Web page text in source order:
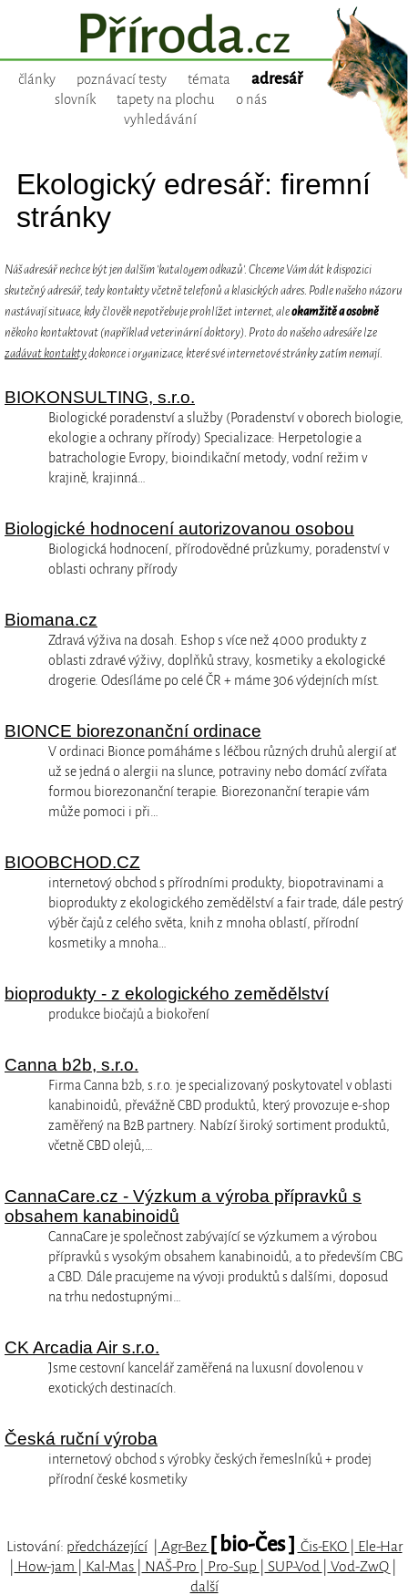
články poznávací testy témata adresář
slovník tapety na plochu
o nás
vyhledávání
Ekologický edresář: firemní
stránky
Náš adresář nechce být jen dalším 'katalogem odkazů'. Chceme Vám dát k dispozici
skutečný adresář, tedy kontakty včetně telefonů a klasických adres. Podle našeho názoru
nastávají situace, kdy člověk nepotřebuje prohlížet internet, aleokamžitě a osobně
někoho kontaktovat (například veterinární doktory). Proto do našeho adresáře lze
zadávat kontaktydokonce i organizace, které své internetové stránky zatím nemají.
BIOKONSULTING, s.r.o.
Biologické poradenství a služby (Poradenství v oborech biologie,
ekologie a ochrany přírody) Specializace: Herpetologie a
batrachologie Evropy, bioindikační metody, vodní režim v
krajině, krajinná…
Biologické hodnocení autorizovanou osobou
Biologická hodnocení, přírodovědné průzkumy, poradenství v
oblasti ochrany přírody
Biomana.cz
Zdravá výživa na dosah. Eshop s více než 4000 produkty z
oblasti zdravé výživy, doplňků stravy, kosmetiky a ekologické
drogerie. Odesíláme po celé ČR + máme 306 výdejních míst.
BIONCE biorezonanční ordinace
V ordinaci Bionce pomáháme s léčbou různých druhů alergií ať
už se jedná o alergii na slunce, potraviny nebo domácí zvířata
formou biorezonanční terapie. Biorezonanční terapie vám
může pomoci i při…
BIOOBCHOD.CZ
internetový obchod s přírodními produkty, biopotravinami a
bioprodukty z ekologického zemědělství a fair trade, dále pestrý
výběr čajů z celého světa, knih z mnoha oblastí, přírodní
kosmetiky a mnoha…
bioprodukty - z ekologického zemědělství
produkce biočajů a biokoření
Canna b2b, s.r.o.
Firma Canna b2b, s.r.o. je specializovaný poskytovatel v oblasti
kanabinoidů, převážně CBD produktů, který provozuje e-shop
zaměřený na B2B partnery. Nabízí široký sortiment produktů,
včetně CBD olejů,…
CannaCare.cz - Výzkum a výroba přípravků s
obsahem kanabinoidů
CannaCare je společnost zabývající se výzkumem a výrobou
přípravků s vysokým obsahem kanabinoidů, a to především CBG
a CBD. Dále pracujeme na vývoji produktů s dalšími, doposud
na trhu nedostupnými…
CK Arcadia Air s.r.o.
Jsme cestovní kancelář zaměřená na luxusní dovolenou v
exotických destinacích.
Česká ruční výroba
internetový obchod s výrobky českých řemeslníků + prodej
přírodní české kosmetiky
Listování: předcházející| Agr-Bez [ bio-Čes ] Čis-EKO
Ele-Har
How-jam Kal-Mas NAŠ-Pro Pro-Sup SUP-Vod Vod-ZwQ
další